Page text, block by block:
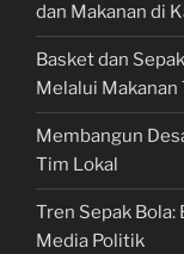
dan Makanan di
Basket dan
Melalui Makanan
Membangun
Tim Lokal
Tren Sepak Bola:
Media Politik